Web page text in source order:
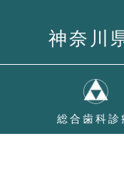
神奈川
総合歯科診